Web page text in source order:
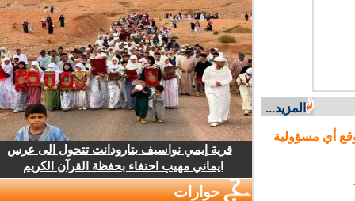
المزيد...
أي مسؤولية
قرية إيمي نواسيف بتارودانت تتحول الى عرس
ايماني مهيب احتفاء بحفظة القرآن الكريم
حوارات